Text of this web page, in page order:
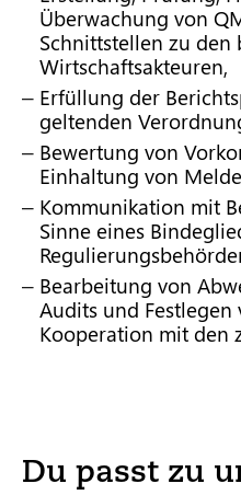
Überwachung von
Schnittstellen zu den
Wirtschaftsakteuren,
Erfüllung der
geltenden
Bewertung von
Einhaltung von
Kommunikation mit
Sinne eines
Bearbeitung von
Audits und
Kooperation mit den
Du passt zu